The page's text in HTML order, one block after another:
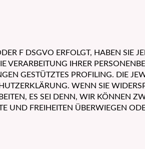
F DSGVO ERFOLGT, HABEN SIE
VERARBEITUNG IHRER
GESTÜTZTES PROFILING. DIE
WENN SIE
ES SEI DENN, WIR KÖNNEN
UND FREIHEITEN ÜBERWIEGEN